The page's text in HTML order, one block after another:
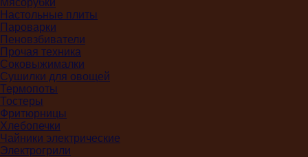
Мясорубки
Настольные плиты
Пароварки
Пеновзбиватели
Прочая техника
Соковыжималки
Сушилки для овощей
Термопоты
Тостеры
Фритюрницы
Хлебопечки
Чайники электрические
Электрогрили